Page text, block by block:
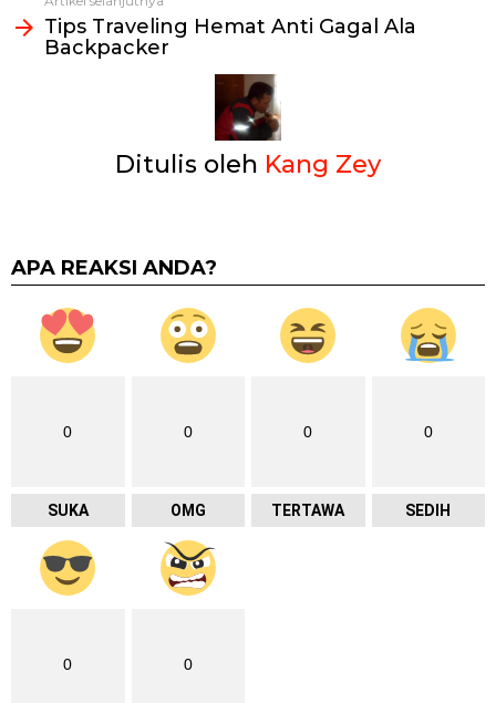
Tips Traveling Hemat Anti Gagal Ala
Backpacker
Ditulis oleh Kang Zey
APA REAKSI ANDA?
0
SUKA
0
OMG
0
TERTAWA
0
SEDIH
0 0